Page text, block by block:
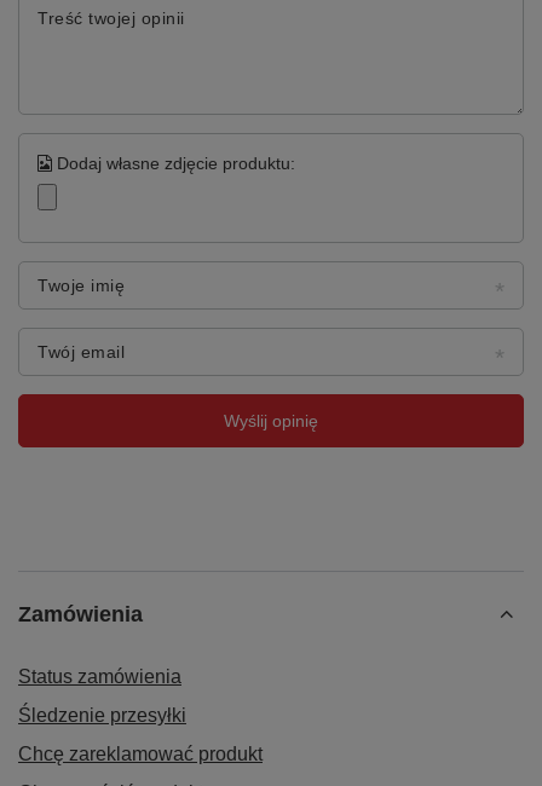
Treść twojej opinii
Dodaj własne zdjęcie produktu:
Twoje imię
Twój email
Wyślij opinię
Zamówienia
Status zamówienia
Śledzenie przesyłki
Chcę zareklamować produkt